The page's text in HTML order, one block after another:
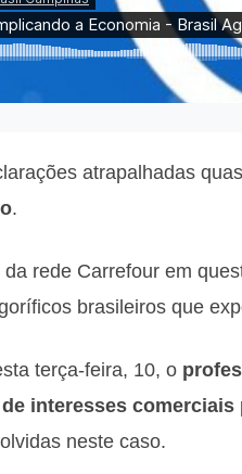
atrapalhadas
.
rede Carrefour em
brasileiros que
terça-feira, 10, o
interesses comerciais
neste caso.